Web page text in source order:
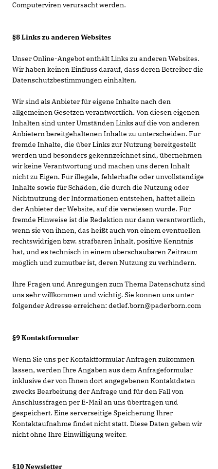
Computerviren verursacht werden.
§8 Links zu anderen Websites
Unser Online-Angebot enthält Links zu anderen Websites.
Wir haben keinen Einfluss darauf, dass deren Betreiber die
Datenschutzbestimmungen einhalten.
Wir sind als Anbieter für eigene Inhalte nach den
allgemeinen Gesetzen verantwortlich. Von diesen eigenen
Inhalten sind unter Umständen Links auf die von anderen
Anbietern bereitgehaltenen Inhalte zu unterscheiden. Für
fremde Inhalte, die über Links zur Nutzung bereitgestellt
werden und besonders gekennzeichnet sind, übernehmen
wir keine Verantwortung und machen uns deren Inhalt
nicht zu Eigen. Für illegale, fehlerhafte oder unvollständige
Inhalte sowie für Schäden, die durch die Nutzung oder
Nichtnutzung der Informationen entstehen, haftet allein
der Anbieter der Website, auf die verwiesen wurde. Für
fremde Hinweise ist die Redaktion nur dann verantwortlich,
wenn sie von ihnen, das heißt auch von einem eventuellen
rechtswidrigen bzw. strafbaren Inhalt, positive Kenntnis
hat, und es technisch in einem überschaubaren Zeitraum
möglich und zumutbar ist, deren Nutzung zu verhindern.
Ihre Fragen und Anregungen zum Thema Datenschutz sind
uns sehr willkommen und wichtig. Sie können uns unter
folgender Adresse erreichen: detlef.born@paderborn.com
§9 Kontaktformular
Wenn Sie uns per Kontaktformular Anfragen zukommen
lassen, werden Ihre Angaben aus dem Anfrageformular
inklusive der von Ihnen dort angegebenen Kontaktdaten
zwecks Bearbeitung der Anfrage und für den Fall von
Anschlussfragen per E-Mail an uns übertragen und
gespeichert. Eine serverseitige Speicherung Ihrer
Kontaktaufnahme findet nicht statt. Diese Daten geben wir
nicht ohne Ihre Einwilligung weiter.
§10 Newsletter